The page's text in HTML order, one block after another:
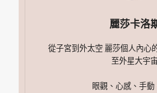
麗莎卡洛
從子宮到外太空 麗莎個人內心
至外星大宇宙
眼觀、心感、手動